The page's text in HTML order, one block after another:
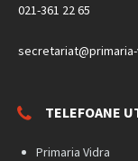
021-361 22 65
TELEFOANE
Primaria Vidra